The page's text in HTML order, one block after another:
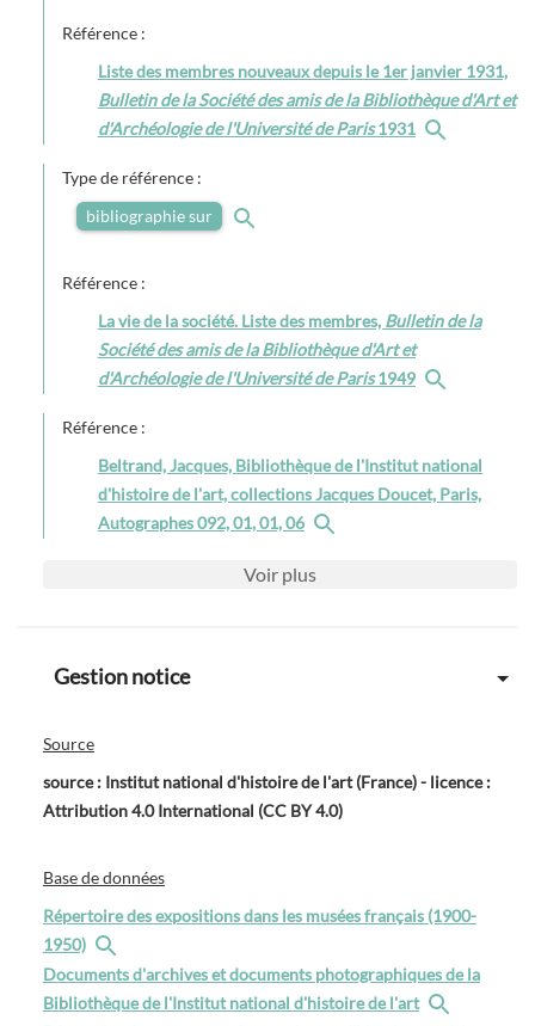
Référence :
Liste des membres nouveaux depuis le 1er janvier 1931,
Bulletin de la Société des amis de la Bibliothèque d'Art et
d'Archéologie de l'Université de Paris1931
Type de référence :
bibliographie sur
Référence :
La vie de la société. Liste des membres, Bulletin de la
Société des amis de la Bibliothèque d'Art et
d'Archéologie de l'Université de Paris1949
Référence :
Beltrand, Jacques, Bibliothèque de l'Institut national
d'histoire de l'art, collections Jacques Doucet, Paris,
Autographes 092, 01, 01, 06
Voir plus
Gestion notice
Source
source : Institut national d'histoire de l'art (France) - licence :
Attribution 4.0 International (CC BY 4.0)
Base de données
Répertoire des expositions dans les musées français (1900-
1950)
Documents d'archives et documents photographiques de la
Bibliothèque de l'Institut national d'histoire de l'art